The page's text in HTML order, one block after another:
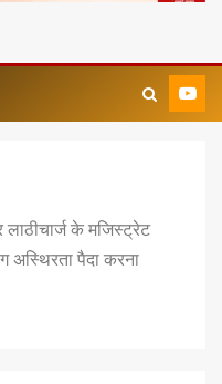
के मजिस्ट्रेट
पैदा करना